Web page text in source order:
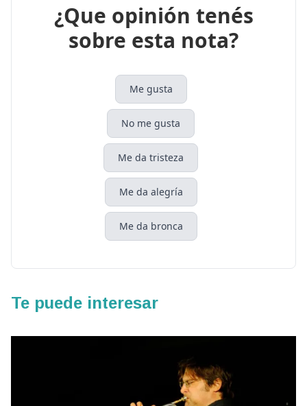
¿Que opinión tenés
sobre esta nota?
Me gusta
No me gusta
Me da tristeza
Me da alegría
Me da bronca
Te puede interesar